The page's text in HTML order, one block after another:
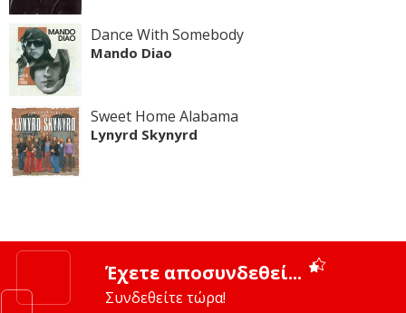
Dance With Somebody
Mando Diao
Sweet Home Alabama
Lynyrd Skynyrd
Έχετε αποσυνδεθεί...
Συνδεθείτε τώρα!